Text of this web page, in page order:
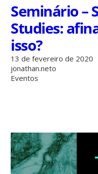
Seminário –
Studies:
isso?
13 de fevereiro de 2020
jonathan.neto
Eventos